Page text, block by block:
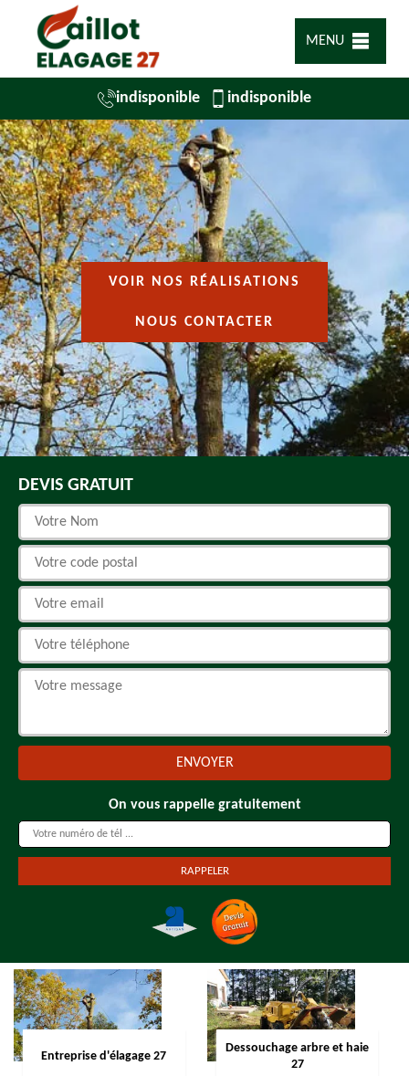
MENU
indisponible indisponible
VOIR NOS RÉALISATIONS
NOUS CONTACTER
DEVIS GRATUIT
On vous rappelle gratuitement
Entreprise d'élagage 27
Dessouchage arbre et haie
27